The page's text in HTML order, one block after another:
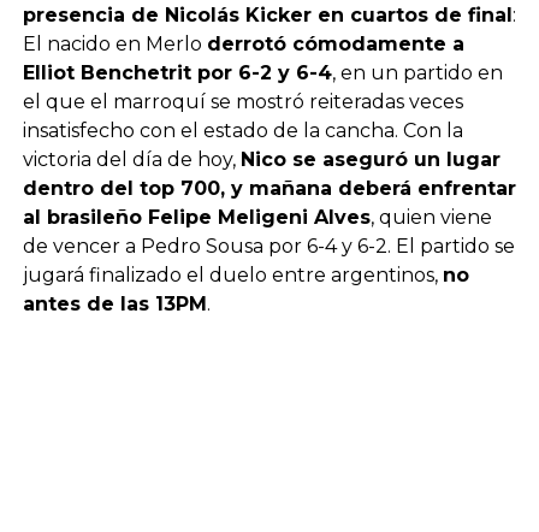
presencia de Nicolás Kicker en cuartos de final :
El nacido en Merlo derrotó cómodamente a
Elliot Benchetrit por 6-2 y 6-4, en un partido en
el que el marroquí se mostró reiteradas veces
insatisfecho con el estado de la cancha. Con la
victoria del día de hoy, Nico se aseguró un lugar
dentro del top 700, y mañana deberá enfrentar
al brasileño Felipe Meligeni Alves, quien viene
de vencer a Pedro Sousa por 6-4 y 6-2. El partido se
jugará finalizado el duelo entre argentinos, no
antes de las 13PM .